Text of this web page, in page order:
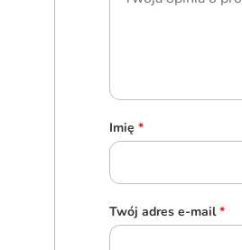
Imię *
Twój adres e-mail *